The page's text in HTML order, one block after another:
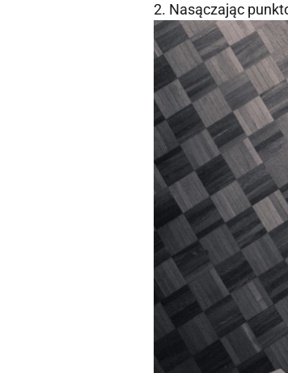
2. Nasączając